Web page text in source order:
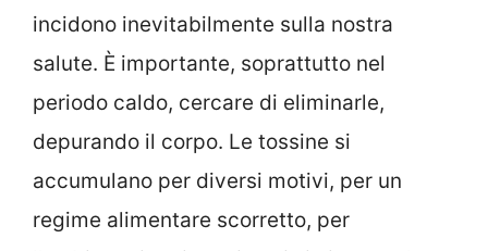
incidono inevitabilmente sulla nostra
salute. È importante, soprattutto nel
periodo caldo, cercare di eliminarle,
depurando il corpo. Le tossine si
accumulano per diversi motivi, per un
regime alimentare scorretto, per